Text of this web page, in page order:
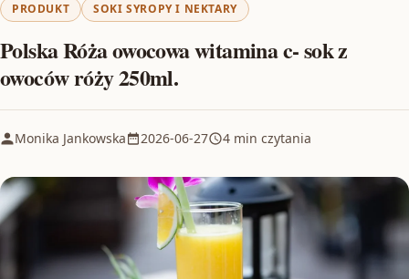
PRODUKT SOKI SYROPY I NEKTARY
Polska Róża owocowa witamina c- sok z
owoców róży 250ml.
Monika Jankowska 2026-06-27 4 min czytania